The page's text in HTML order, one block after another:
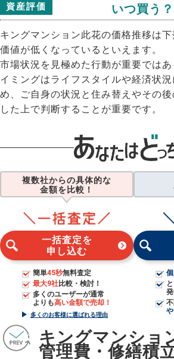
資産評価 いつ買う
キングマンション此花の価格推移は
価値が低くなっているといえます。
市場状況を見極めた行動が重要では
イミングはライフスタイルや経済状
め、ご自身の状況と住み替えやその
した上で判断することが重要です。
複数社からの具体的な
金額を比較！
一括査定を
申し込む
簡単45秒無料査定
最大9社比較・検討！
多くのユーザーが通常
よりも高い金額で売却！
多くのお客様に選ばれる理由
キングマンショ
管理費・修繕積